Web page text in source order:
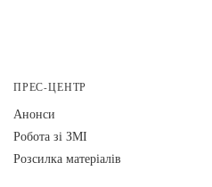
ПРЕС-ЦЕНТР
Анонси
Робота зі ЗМІ
Розсилка матеріалів